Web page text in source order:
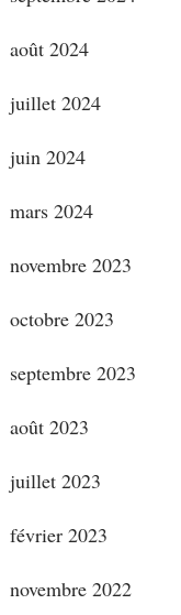
août 2024
juillet 2024
juin 2024
mars 2024
novembre 2023
octobre 2023
septembre 2023
août 2023
juillet 2023
février 2023
novembre 2022